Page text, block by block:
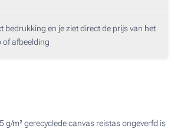
(Aan een kant)
bedrukking en je ziet direct de prijs van het
of afbeelding
g/m² gerecyclede canvas reistas ongeverfd is